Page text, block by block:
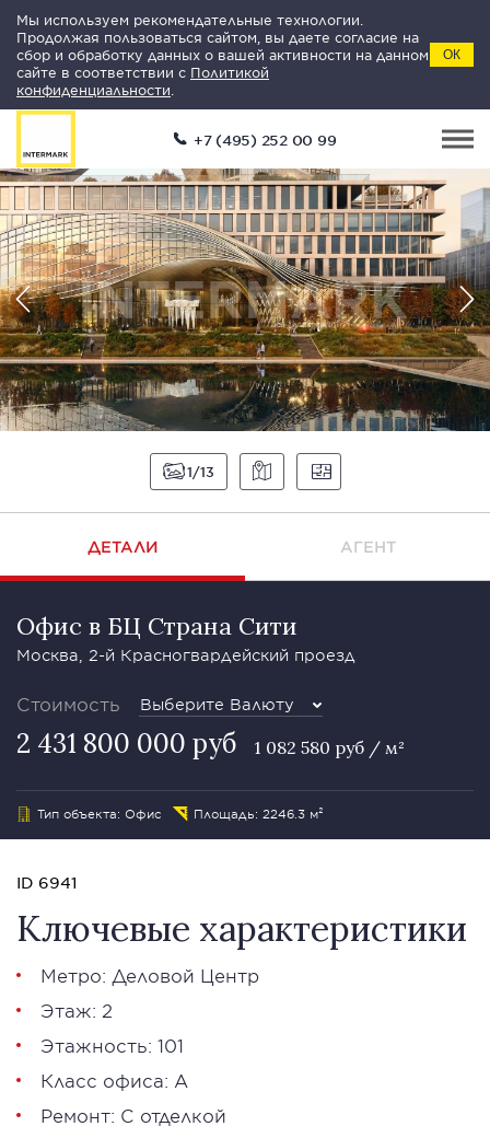
Мы используем рекомендательные технологии.
Продолжая пользоваться сайтом, вы даете согласие на
сбор и обработку данных о вашей активности на данном
сайте в соответствии с Политикой
конфиденциальности
ОК
+7 (495) 252 00 99
1 13
ДЕТАЛИ АГЕНТ
Офис в БЦ Страна Сити
Москва, 2-й Красногвардейский проезд
Стоимость Выберите Валюту
2 431 800 000 руб 1 082 580 руб / м²
Тип объекта: Офис Площадь: 2246.3 м²
ID 6941
Ключевые характеристики
Метро: Деловой Центр
Этаж: 2
Этажность: 101
Класс офиса: А
Ремонт: С отделкой